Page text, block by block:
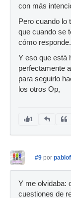
con más
Pero cuando lo
que cuando se
cómo responde.
Y eso que está
perfectamente
para seguirlo
los otros Op,
1
#9 por
Y me olvidaba:
cuestiones de